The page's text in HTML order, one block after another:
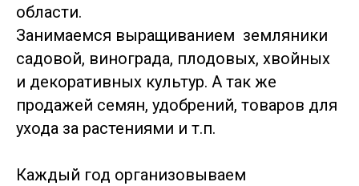
области.
Занимаемся выращиванием земляники
садовой, винограда, плодовых, хвойных
и декоративных культур. А так же
продажей семян, удобрений, товаров для
ухода за растениями и т.п.
Каждый год организовываем